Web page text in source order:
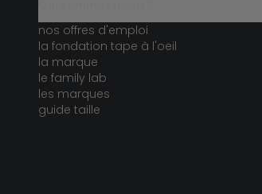
nos offres d'emploi
la fondation tape à l'oeil
la marque
le family lab
les marques
guide taille